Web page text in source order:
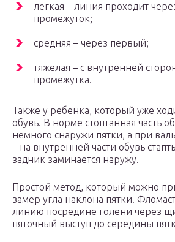
легкая – линия проходит
промежуток;
средняя – через первый;
тяжелая – с внутренней
промежутка.
Также у ребенка, который уже
обувь. В норме стоптанная часть
немного снаружи пятки, а при
– на внутренней части обувь
задник заминается наружу.
Простой метод, который можно
замер угла наклона пятки.
линию посредине голени через
пяточный выступ до середины